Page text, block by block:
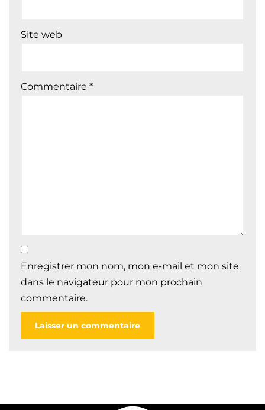
Site web
Commentaire *
Enregistrer mon nom, mon e-mail et mon site
dans le navigateur pour mon prochain
commentaire.